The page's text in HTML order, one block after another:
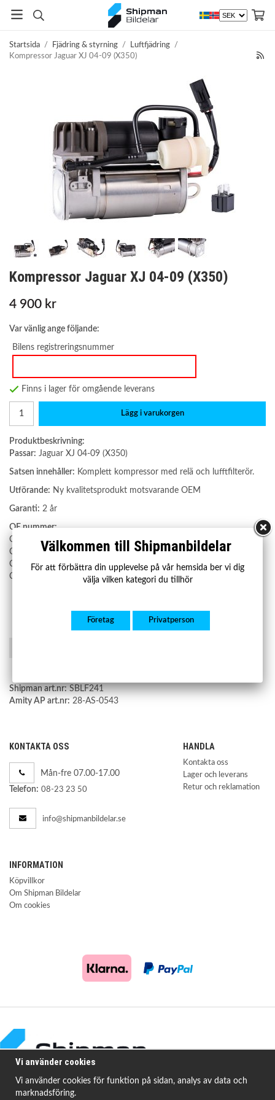
Startsida / Fjädring & styrning / Luftfjädring /
Kompressor Jaguar XJ 04-09 (X350)
Kompressor Jaguar XJ 04-09 (X350)
4 900 kr
Var vänlig ange följande:
Bilens registreringsnummer
Finns i lager för omgående leverans
Lägg i varukorgen
Produktbeskrivning:
Passar: Jaguar XJ 04-09 (X350)
Satsen innehåller: Komplett kompressor med relä och lufftfilterör.
Utförande: Ny kvalitetsprodukt motsvarande OEM
Garanti: 2 år
OE nummer:
C2C27702E
C2C22825
C2C2450
C2C27702
Shipman art.nr: SBLF241
Amity AP art.nr: 28-AS-0543
KONTAKTA OSS
Mån-fre 07.00-17.00
Telefon: 08-23 23 50
info@shipmanbildelar.se
HANDLA
Kontakta oss
Lager och leverans
Retur och reklamation
INFORMATION
Köpvillkor
Om Shipman Bildelar
Om cookies
Välkommen till Shipmanbildelar
För att förbättra din upplevelse på vår hemsida ber vi dig
välja vilken kategori du tillhör
Företag Privatperson
Vi använder cookies
Vi använder cookies för funktion på sidan, analys av data och
marknadsföring.